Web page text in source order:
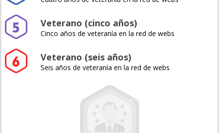
Veterano (cinco años)
Cinco años de veteranía en la red de webs
Veterano (seis años)
Seis años de veteranía en la red de webs